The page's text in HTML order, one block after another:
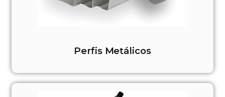
Perfis Metálicos